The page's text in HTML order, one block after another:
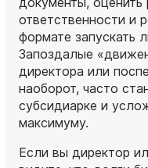
ответственности и
формате запускать
Запоздалые
директора или
наоборот, часто
субсидиарке и
максимуму.
Если вы директор